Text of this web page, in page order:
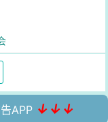
APP ↓↓↓